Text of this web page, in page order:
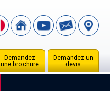
Demandez un
devis
Demandez
une brochure